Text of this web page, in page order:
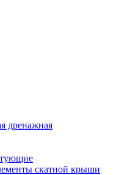
дренажная
скатной крыши